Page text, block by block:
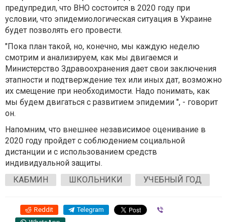
предупредил, что ВНО состоится в 2020 году при
условии, что эпидемиологическая ситуация в Украине
будет позволять его провести.
"Пока план такой, но, конечно, мы каждую неделю
смотрим и анализируем, как мы двигаемся и
Министерство Здравоохранения дает свои заключения
этапности и подтверждение тех или иных дат, возможно
их смещение при необходимости. Надо понимать, как
мы будем двигаться с развитием эпидемии ", - говорит
он.
Напомним, что внешнее независимое оценивание в
2020 году пройдет с соблюдением социальной
дистанции и с использованием средств
индивидуальной защиты.
КАБМИН
ШКОЛЬНИКИ УЧЕБНЫЙ ГОД
Reddit Telegram